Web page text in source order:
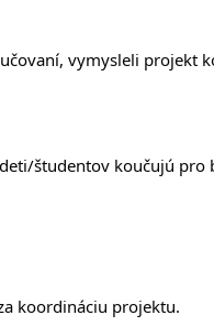
vymysleli projekt
študentov koučujú pro
koordináciu projektu.